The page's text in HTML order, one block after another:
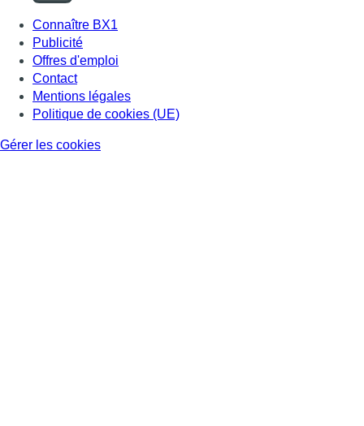
Connaître BX1
Publicité
Offres d'emploi
Contact
Mentions légales
Politique de cookies (UE)
Gérer les cookies